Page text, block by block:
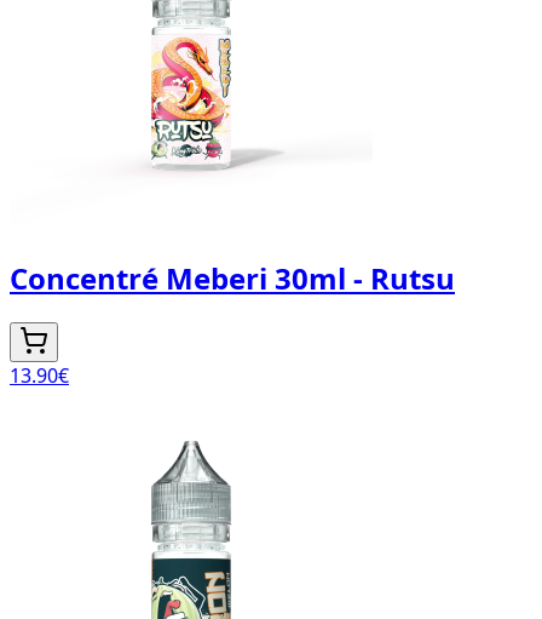
Concentré Meberi 30ml - Rutsu
13.90€